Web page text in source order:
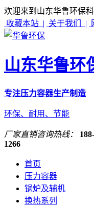
欢迎来到山东华鲁环保
收藏本站 | 关于我们 |
山东华鲁环
专注压力容器生产制造
环保、耐用、节能
厂家直销咨询热线：
1266
首页
压力容器
锅炉及辅机
换热系列